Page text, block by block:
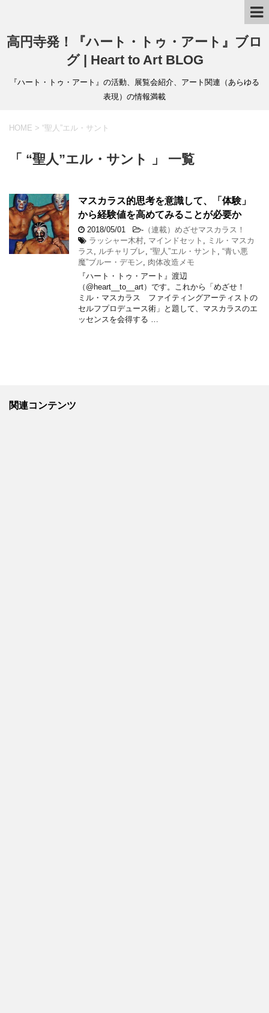
高円寺発！『ハート・トゥ・アート』ブロ
グ | Heart to Art BLOG
『ハート・トゥ・アート』の活動、展覧会紹介、アート関連（あらゆる
表現）の情報満載
HOME > “聖人”エル・サント
「 “聖人”エル・サント 」 一覧
マスカラス的思考を意識して、「体験」
から経験値を高めてみることが必要か
2018/05/01 - （連載）めざせマスカラス！
ラッシャー木村 マインドセット
ミル・マスカ
ラス
ルチャリブレ “聖人”エル・サント
“青い悪
魔”ブルー・デモン
肉体改造メモ
『ハート・トゥ・アート』渡辺
（@heart__to__art）です。これから「めざせ！
ミル・マスカラス ファイティングアーティストの
セルフプロデュース術」と題して、マスカラスのエ
ッセンスを会得する …
関連コンテンツ